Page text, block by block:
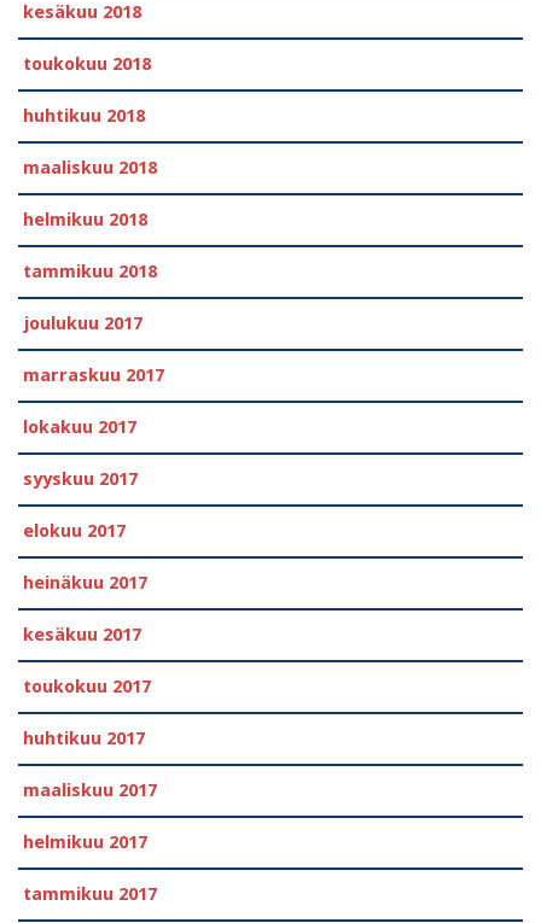
kesäkuu 2018
toukokuu 2018
huhtikuu 2018
maaliskuu 2018
helmikuu 2018
tammikuu 2018
joulukuu 2017
marraskuu 2017
lokakuu 2017
syyskuu 2017
elokuu 2017
heinäkuu 2017
kesäkuu 2017
toukokuu 2017
huhtikuu 2017
maaliskuu 2017
helmikuu 2017
tammikuu 2017